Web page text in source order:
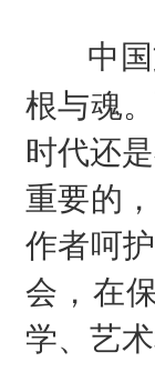
中
根与魂
时代还
重要的
作者呵
会，在
学、艺